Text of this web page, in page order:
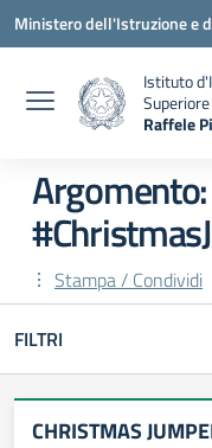
Vai ai contenuti
Vai al menu di navigazione
Vai al footer
Ministero dell'Istruzione e
Istituto
Superiore
Raffele
Argomento:
Stampa / Condividi
FILTRI
CHRISTMAS